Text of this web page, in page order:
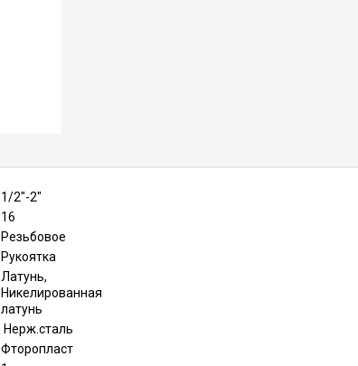
1/2″-2″
16
Резьбовое
Рукоятка
Латунь,
Никелированная
латунь
Нерж.сталь
Фторопласт